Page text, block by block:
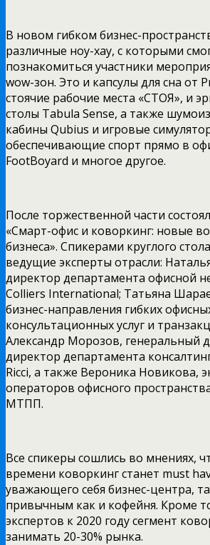
В новом гибком бизнес-
различные ноу-хау, с которыми
познакомиться участники
wow-зон. Это и капсулы для сна от
стоячие рабочие места «СТОЯ», и
столы Tabula Sense, а также
кабины Qubius и игровые
обеспечивающие спорт прямо в
FootBoyard и многое другое.
После торжественной части
«Смарт-офис и коворкинг: новые
бизнеса». Спикерами круглого
ведущие эксперты отрасли:
директор департамента офисной
Colliers International; Татьяна
бизнес-направления гибких
консультационных услуг и
Александр Морозов, генеральный
директор департамента
Ricci, а также Вероника Новикова,
операторов офисного
МТПП.
Все спикеры сошлись во мнениях,
времени коворкинг станет must
уважающего себя бизнес-центра,
привычным как и кофейня. Кроме
экспертов к 2020 году сегмент
занимать 20-30% рынка.